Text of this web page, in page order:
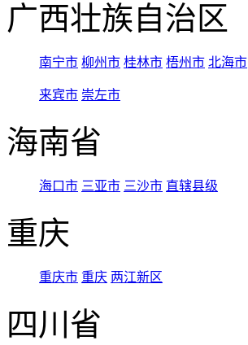
广西壮族自治区
南宁市 柳州市 桂林市 梧州市 北海市
来宾市 崇左市
海南省
海口市 三亚市 三沙市 直辖县级
重庆
重庆市 重庆 两江新区
四川省